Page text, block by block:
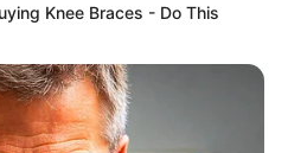
Really Happening?
Knee Braces - Do This